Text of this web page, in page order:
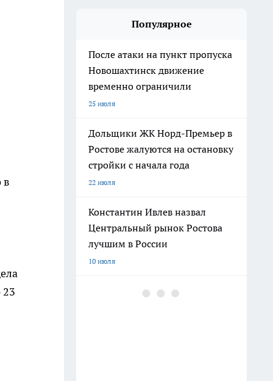
в
23
Популярное
После атаки на пункт пропуска
Новошахтинск движение
временно ограничили
25 июля
Дольщики ЖК Норд-Премьер в
Ростове жалуются на остановку
стройки с начала года
22 июля
Константин Ивлев назвал
Центральный рынок Ростова
лучшим в России
10 июля
Погибшего на СВО Андрея